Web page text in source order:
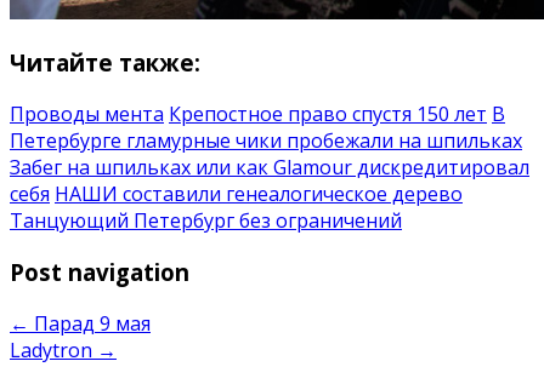
Читайте также:
Проводы мента Крепостное право спустя 150 лет В
Петербурге гламурные чики пробежали на шпильках
Забег на шпильках или как Glamour дискредитировал
себя НАШИ составили генеалогическое дерево
Танцующий Петербург без ограничений
Post navigation
← Парад 9 мая
Ladytron →